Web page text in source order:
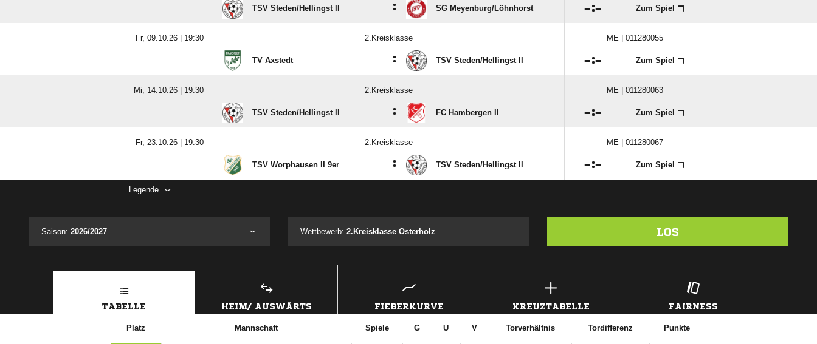
TSV Steden/​Hellingst II : SG Meyenburg/​Löhnhorst : Zum Spiel
Fr, 09.10.26 | 19:30 2.Kreisklasse ME | 011280055
TV Axstedt : TSV Steden/​Hellingst II : Zum Spiel
Mi, 14.10.26 | 19:30 2.Kreisklasse ME | 011280063
TSV Steden/​Hellingst II : FC Hambergen II : Zum Spiel
Fr, 23.10.26 | 19:30 2.Kreisklasse ME | 011280067
TSV Worphausen II 9er : TSV Steden/​Hellingst II : Zum Spiel
Legende
Saison: 2026/2027 Wettbewerb:2.Kreisklasse Osterholz LOS
TABELLE HEIM/ AUSWÄRTS FIEBERKURVE KREUZTABELLE FAIRNESS
Platz Mannschaft Spiele G U V Torverhältnis Tordifferenz Punkte